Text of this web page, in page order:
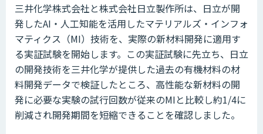
三井化学株式会社と株式会社日立製作所は、日立が開
発したAI・人工知能を活用したマテリアルズ・インフォ
マティクス（MI）技術を、実際の新材料開発に適用す
る実証試験を開始します。この実証試験に先立ち、日立
の開発技術を三井化学が提供した過去の有機材料の材
料開発データで検証したところ、高性能な新材料の開
発に必要な実験の試行回数が従来のMIと比較し約1/4に
削減され開発期間を短縮できることを確認しました。